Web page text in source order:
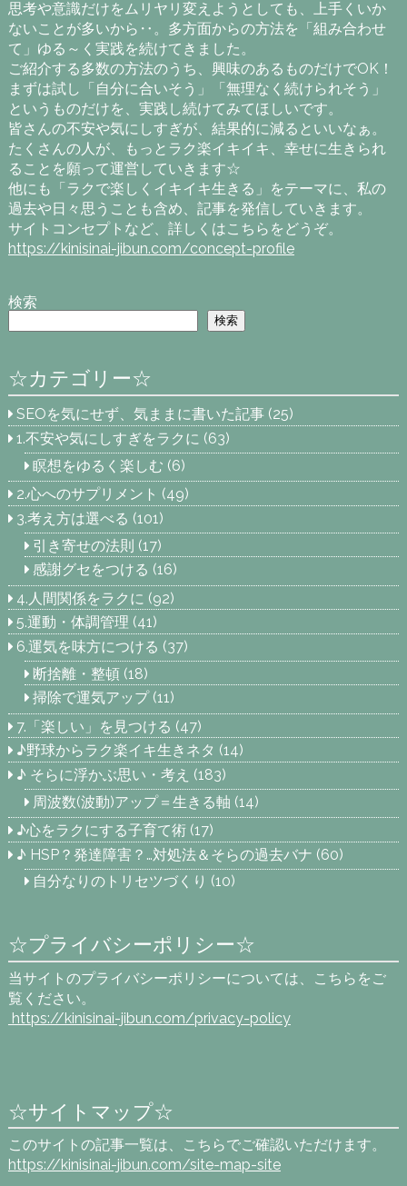
思考や意識だけをムリヤリ変えようとしても、上手くいか
ないことが多いから‥。多方面からの方法を「組み合わせ
て」ゆる～く実践を続けてきました。
ご紹介する多数の方法のうち、興味のあるものだけでOK！
まずは試し「自分に合いそう」「無理なく続けられそう」
というものだけを、実践し続けてみてほしいです。
皆さんの不安や気にしすぎが、結果的に減るといいなぁ。
たくさんの人が、もっとラク楽イキイキ、幸せに生きられ
ることを願って運営していきます☆
他にも「ラクで楽しくイキイキ生きる」をテーマに、私の
過去や日々思うことも含め、記事を発信していきます。
サイトコンセプトなど、詳しくはこちらをどうぞ。
https://kinisinai-jibun.com/concept-profile
検索
検索
☆カテゴリー☆
SEOを気にせず、気ままに書いた記事 (25)
1.不安や気にしすぎをラクに (63)
瞑想をゆるく楽しむ (6)
2.心へのサプリメント (49)
3.考え方は選べる (101)
引き寄せの法則 (17)
感謝グセをつける (16)
4.人間関係をラクに (92)
5.運動・体調管理 (41)
6.運気を味方につける (37)
断捨離・整頓(18)
掃除で運気アップ(11)
7.「楽しい」を見つける (47)
♪野球からラク楽イキ生きネタ (14)
♪ そらに浮かぶ思い・考え (183)
周波数(波動)アップ＝生きる軸 (14)
♪心をラクにする子育て術 (17)
♪ HSP？発達障害？…対処法＆そらの過去バナ (60)
自分なりのトリセツづくり (10)
☆プライバシーポリシー☆
当サイトのプライバシーポリシーについては、こちらをご
覧ください。
https://kinisinai-jibun.com/privacy-policy
☆サイトマップ☆
このサイトの記事一覧は、こちらでご確認いただけます。
https://kinisinai-jibun.com/site-map-site